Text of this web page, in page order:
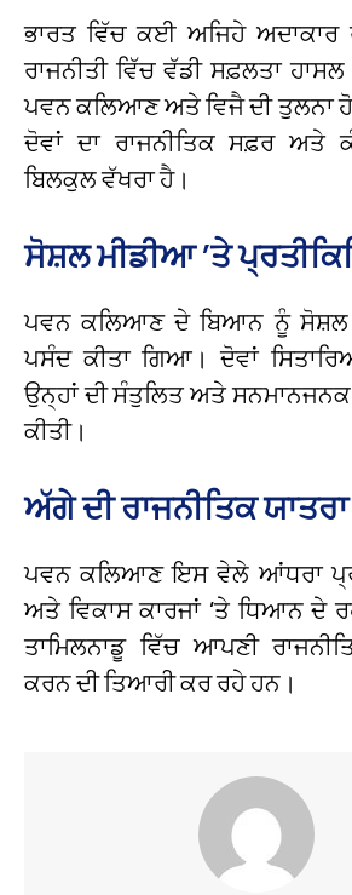
ਭਾਰਤ ਵਿੱਚ ਕਈ ਅਜਿਹੇ ਅਦਾਕਾਰ
ਰਾਜਨੀਤੀ ਵਿੱਚ ਵੱਡੀ ਸਫ਼ਲਤਾ
ਪਵਨ ਕਲਿਆਣ ਅਤੇ ਵਿਜੈ ਦੀ ਤੁਲਨਾ
ਦੋਵਾਂ ਦਾ ਰਾਜਨੀਤਿਕ ਸਫ਼ਰ ਅਤੇ
ਬਿਲਕੁਲ ਵੱਖਰਾ ਹੈ।
ਸੋਸ਼ਲ ਮੀਡੀਆ ’ਤੇ
ਪਵਨ ਕਲਿਆਣ ਦੇ ਬਿਆਨ ਨੂੰ ਸੋਸ਼ਲ
ਪਸੰਦ ਕੀਤਾ ਗਿਆ। ਦੋਵਾਂ
ਉਨ੍ਹਾਂ ਦੀ ਸੰਤੁਲਿਤ ਅਤੇ ਸਨਮਾਨਜਨਕ
ਕੀਤੀ।
ਅੱਗੇ ਦੀ ਰਾਜਨੀਤਿਕ ਯਾਤਰਾ
ਪਵਨ ਕਲਿਆਣ ਇਸ ਵੇਲੇ ਆਂਧਰਾ
ਅਤੇ ਵਿਕਾਸ ਕਾਰਜਾਂ ’ਤੇ ਧਿਆਨ ਦੇ
ਤਾਮਿਲਨਾਡੂ ਵਿੱਚ ਆਪਣੀ
ਕਰਨ ਦੀ ਤਿਆਰੀ ਕਰ ਰਹੇ ਹਨ।